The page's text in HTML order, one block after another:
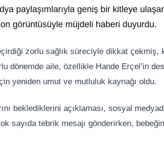
paylaşımlarıyla geniş bir kitleye
görüntüsüyle müjdeli haberi duyurdu.
zorlu sağlık süreciyle dikkat çekmiş,
dönemde aile, özellikle Hande Erçel’in
yeniden umut ve mutluluk kaynağı oldu.
beklediklerini açıklaması, sosyal
sayıda tebrik mesajı gönderirken,